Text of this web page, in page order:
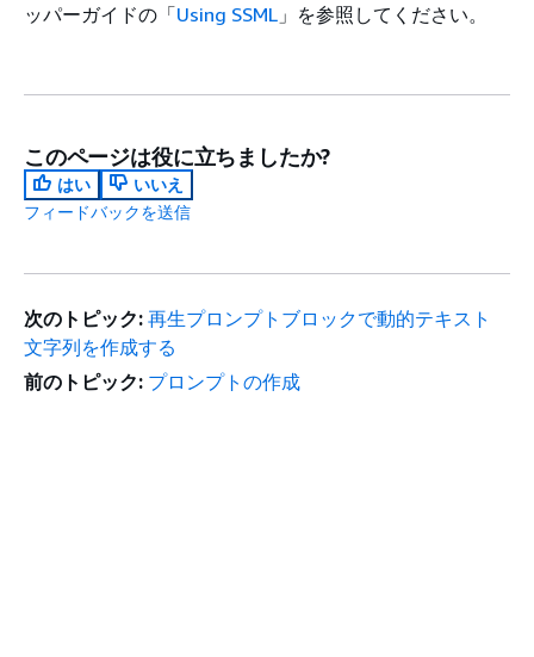
ッパーガイドの「Using SSML 」を参照してください。
このページは役に立ちましたか?
はい
いいえ
フィードバックを送信
次のトピック: 再生プロンプトブロックで動的テキスト
文字列を作成する
前のトピック: プロンプトの作成